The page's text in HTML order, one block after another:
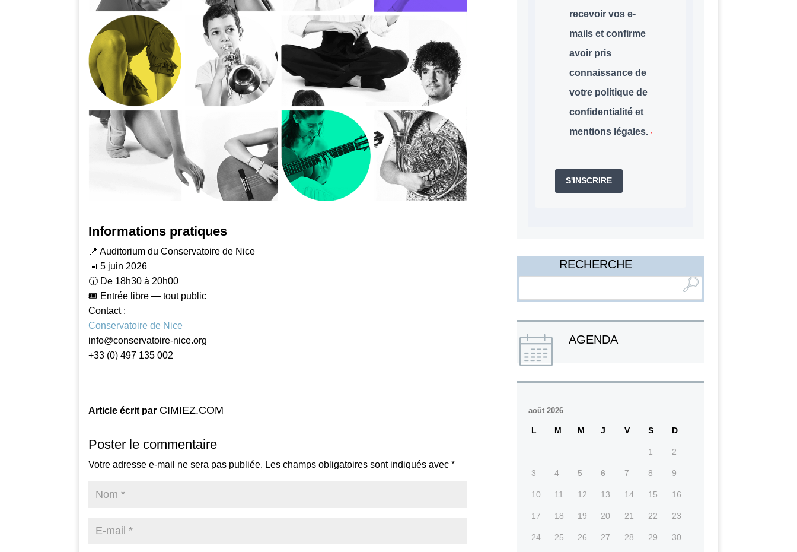
Informations pratiques
📍 Auditorium du Conservatoire de Nice
📅 5 juin 2026
🕡 De 18h30 à 20h00
🎟️ Entrée libre — tout public
Contact :
Conservatoire de Nice
info@conservatoire-nice.org
+33 (0) 497 135 002
Article écrit par CIMIEZ.COM
Poster le commentaire
Votre adresse e-mail ne sera pas publiée. Les champs obligatoires sont indiqués avec*
recevoir vos e-
mails et confirme
avoir pris
connaissance de
votre politique de
confidentialité et
mentions légales.
S'INSCRIRE
RECHERCHE
AGENDA
août 2026
L M M J V S D
1 2
3 4 5 6 7 8 9
10 11 12 13 14 15 16
17 18 19 20 21 22 23
24 25 26 27 28 29 30